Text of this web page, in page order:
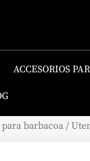
ACCESORIOS
barbacoa /